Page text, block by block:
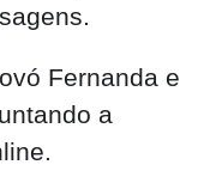
Fernanda e
a